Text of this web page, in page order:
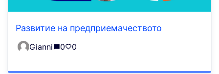
Развитие на предприемачеството
Gianni 0 0